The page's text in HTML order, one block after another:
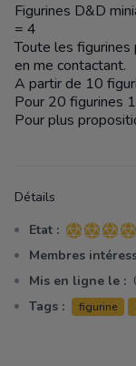
Description
Figurines D&D
= 4
Toute les
en me contactant.
A partir de 10
Pour 20 figurines
Pour plus
Détails
Etat : 4 sur 5
Membres
Mis en ligne le :
Tags :
figurine